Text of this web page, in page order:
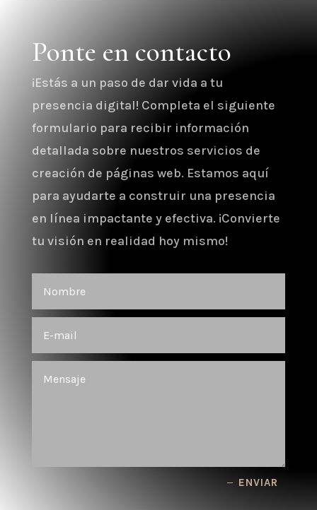
Ponte en contacto
¡Estás a un paso de dar vida a tu
presencia digital! Completa el siguiente
formulario para recibir información
detallada sobre nuestros servicios de
creación de páginas web. Estamos aquí
para ayudarte a construir una presencia
en línea impactante y efectiva. ¡Convierte
tu visión en realidad hoy mismo!
ENVIAR